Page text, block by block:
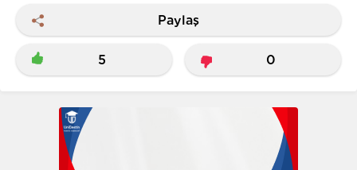
Paylaş
5 0